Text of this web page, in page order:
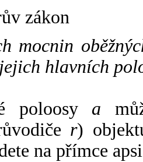
zákon
mocnin
hlavních
poloosy a
r)
na přímce